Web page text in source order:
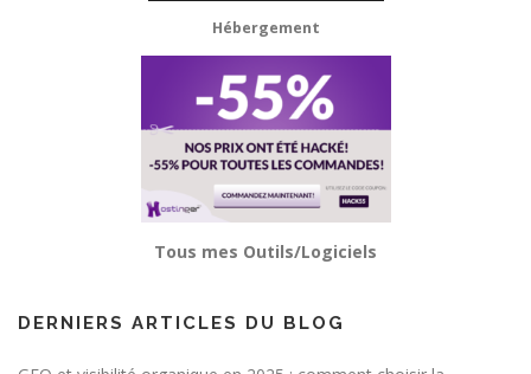
Hébergement
Tous mes Outils/Logiciels
DERNIERS ARTICLES DU BLOG